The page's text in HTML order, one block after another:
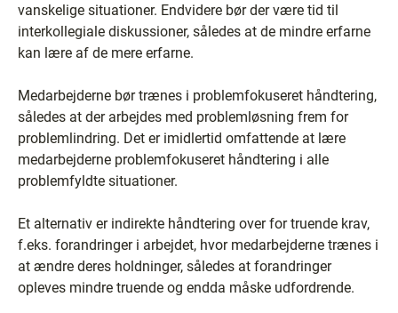
vanskelige situationer. Endvidere bør der være tid til
interkollegiale diskussioner, således at de mindre erfarne
kan lære af de mere erfarne.
Medarbejderne bør trænes i problemfokuseret håndtering,
således at der arbejdes med problemløsning frem for
problemlindring. Det er imidlertid omfattende at lære
medarbejderne problemfokuseret håndtering i alle
problemfyldte situationer.
Et alternativ er indirekte håndtering over for truende krav,
f.eks. forandringer i arbejdet, hvor medarbejderne trænes i
at ændre deres holdninger, således at forandringer
opleves mindre truende og endda måske udfordrende.